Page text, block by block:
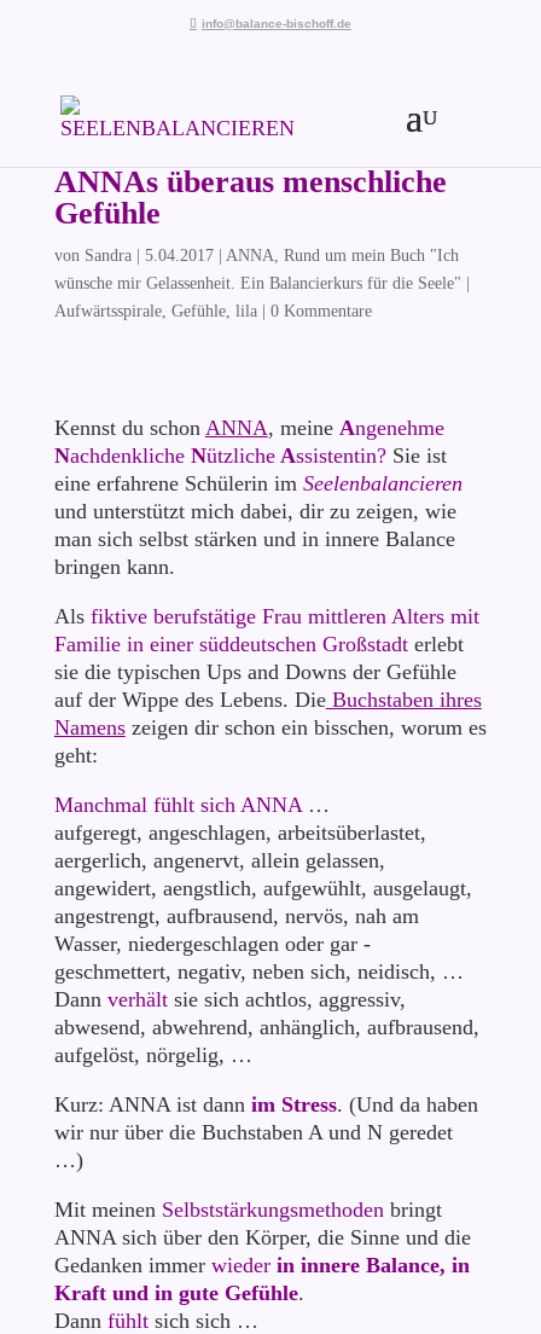
info@balance-bischoff.de
ANNAs überaus menschliche
Gefühle
von Sandra| 5.04.2017| ANNA, Rund um mein Buch "Ich
wünsche mir Gelassenheit. Ein Balancierkurs für die Seele"
Aufwärtsspirale, Gefühle, lila| 0 Kommentare
Kennst du schon ANNA, meine Angenehme
NachdenklicheNützlicheAssistentin? Sie ist
eine erfahrene Schülerin im Seelenbalancieren
und unterstützt mich dabei, dir zu zeigen, wie
man sich selbst stärken und in innere Balance
bringen kann.
Als fiktive berufstätige Frau mittleren Alters mit
Familie in einer süddeutschen Großstadterlebt
sie die typischen Ups and Downs der Gefühle
auf der Wippe des Lebens. DieBuchstaben ihres
Namenszeigen dir schon ein bisschen, worum es
geht:
Manchmal fühlt sich ANNA…
aufgeregt, angeschlagen, arbeitsüberlastet,
aergerlich, angenervt, allein gelassen,
angewidert, aengstlich, aufgewühlt, ausgelaugt,
angestrengt, aufbrausend, nervös, nah am
Wasser, niedergeschlagen oder gar -
geschmettert, negativ, neben sich, neidisch, …
Dann verhält sie sich achtlos, aggressiv,
abwesend, abwehrend, anhänglich, aufbrausend,
aufgelöst, nörgelig, …
Kurz: ANNA ist dannim Stress. (Und da haben
wir nur über die Buchstaben A und N geredet
…)
Mit meinen Selbststärkungsmethodenbringt
ANNA sich über den Körper, die Sinne und die
Gedanken immer wieder in innere Balance, in
Kraft und in gute Gefühle.
Dann fühlt sich sich …